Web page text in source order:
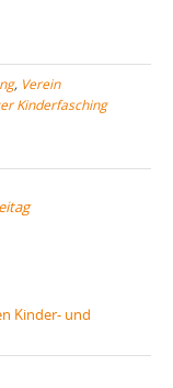
, Verein
Kinderfasching
Kinder- und